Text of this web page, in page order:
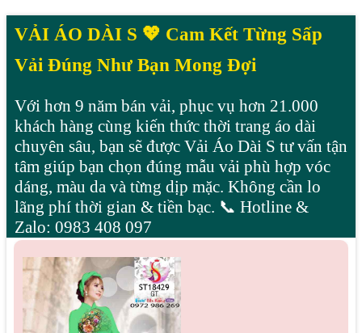
VẢI ÁO DÀI S 💖 Cam Kết Từng Sấp
Vải Đúng Như Bạn Mong Đợi
Với hơn 9 năm bán vải, phục vụ hơn 21.000
khách hàng cùng kiến thức thời trang áo dài
chuyên sâu, bạn sẽ được Vải Áo Dài S tư vấn tận
tâm giúp bạn chọn đúng mẫu vải phù hợp vóc
dáng, màu da và từng dịp mặc. Không cần lo
lãng phí thời gian & tiền bạc. 📞 Hotline &
Zalo: 0983 408 097